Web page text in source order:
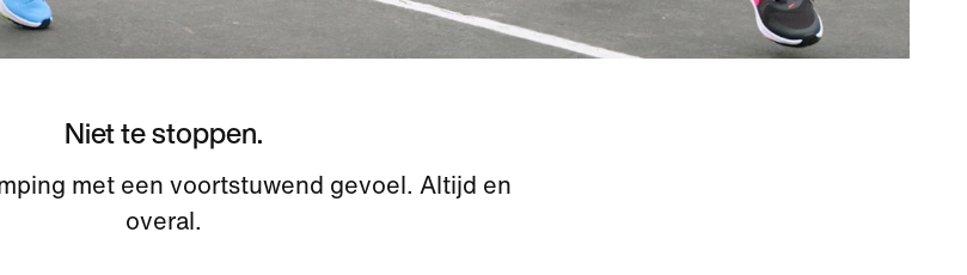
Niet te stoppen.
met een voortstuwend gevoel. Altijd en
overal.